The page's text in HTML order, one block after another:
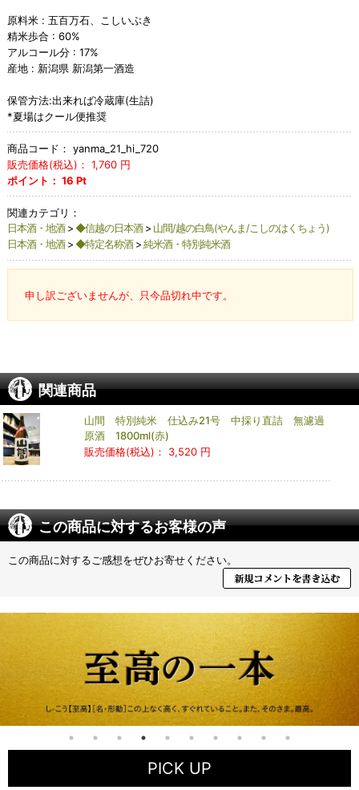
原料米 : 五百万石、こしいぶき
精米歩合 : 60%
アルコール分 : 17%
産地 : 新潟県 新潟第一酒造
保管方法:出来れば冷蔵庫(生詰)
*夏場はクール便推奨
商品コード： yanma_21_hi_720
販売価格(税込)： 1,760円
ポイント： 16 Pt
関連カテゴリ：
日本酒・地酒> ◆信越の日本酒> 山間/越の白鳥(やんま/こしのはくちょう)
日本酒・地酒> ◆特定名称酒> 純米酒・特別純米酒
申し訳ございませんが、只今品切れ中です。
関連商品
山間 特別純米 仕込み21号 中採り直詰 無濾過
原酒 1800ml(赤)
販売価格(税込)：
3,520 円
この商品に対するお客様の声
この商品に対するご感想をぜひお寄せください。
PICK UP